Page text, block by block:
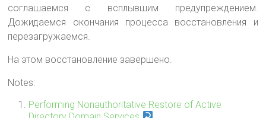
соглашаемся с всплывшим предупреждением.
Дожидаемся окончания процесса восстановления и
перезагружаемся.
На этом восстановление завершено.
Notes:
Performing Nonauthoritative Restore of Active